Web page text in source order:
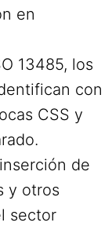
en
13485, los
con
CSS y
de
y otros
sector